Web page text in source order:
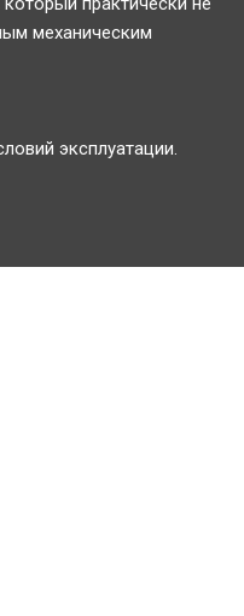
механическим
эксплуатации.